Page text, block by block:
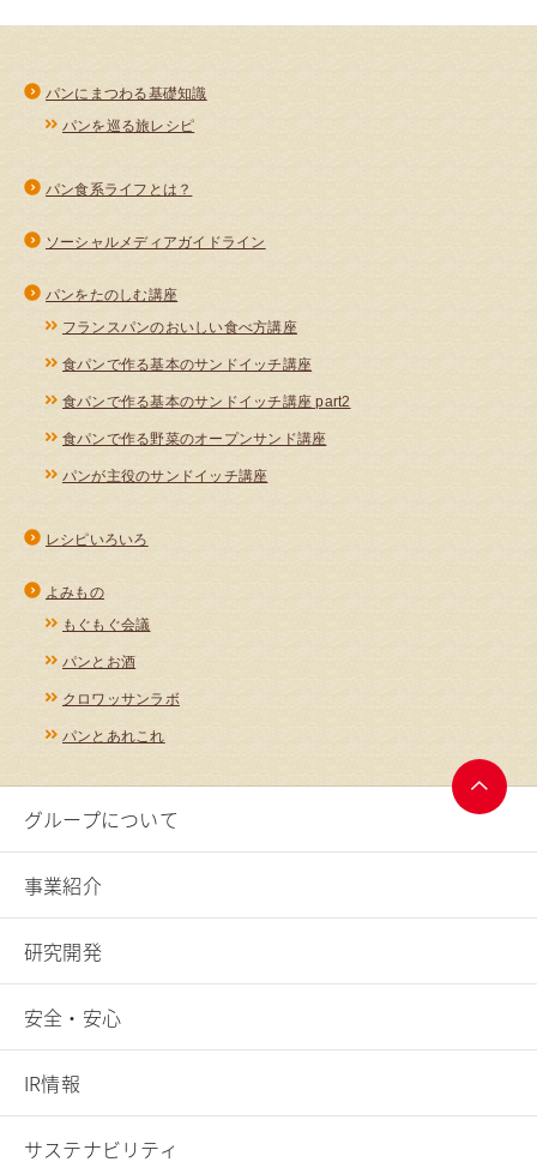
パンにまつわる基礎知識
パンを巡る旅レシピ
パン食系ライフとは？
ソーシャルメディアガイドライン
パンをたのしむ講座
フランスパンのおいしい食べ方講座
食パンで作る基本のサンドイッチ講座
食パンで作る基本のサンドイッチ講座 part2
食パンで作る野菜のオープンサンド講座
パンが主役のサンドイッチ講座
レシピいろいろ
よみもの
もぐもぐ会議
パンとお酒
クロワッサンラボ
パンとあれこれ
トップ
グループについて
事業紹介
研究開発
安全・安心
IR情報
サステナビリティ